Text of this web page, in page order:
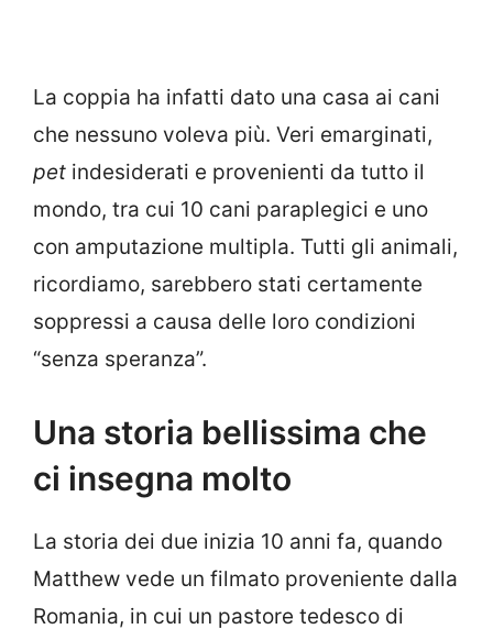
La coppia ha infatti dato una casa ai cani
che nessuno voleva più. Veri emarginati,
pet indesiderati e provenienti da tutto il
mondo, tra cui 10 cani paraplegici e uno
con amputazione multipla. Tutti gli animali,
ricordiamo, sarebbero stati certamente
soppressi a causa delle loro condizioni
“senza speranza”.
Una storia bellissima che
ci insegna molto
La storia dei due inizia 10 anni fa, quando
Matthew vede un filmato proveniente dalla
Romania, in cui un pastore tedesco di